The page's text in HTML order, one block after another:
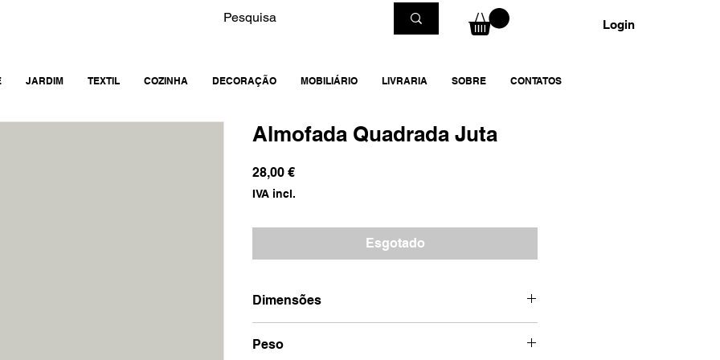
JARDIM TEXTIL COZINHA DECORAÇÃO MOBILIÁRIO LIVRARIA SOBRE CONTATOS
Login
Almofada Quadrada Juta
28,00 €Preço
IVA incl.
Esgotado
Dimensões
Peso